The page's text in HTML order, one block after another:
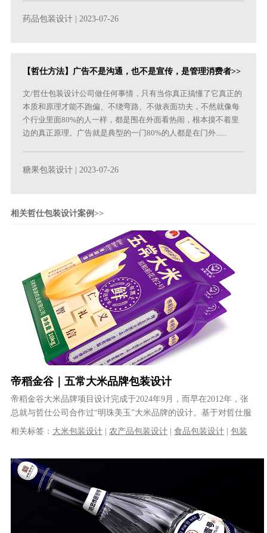
药品包装设计 | 2023-07-26
【哲仕方法】广告不是沟通，也不是宣传，是管理消费者>>
文/哲仕包装设计公司做任何事情，只有当你真正搞懂了它真正的
本质和原理才能不跑偏、不绕弯路、不做表面功夫，不然就像每
个行业里面80%的人一样，都是围在外面看热闹，根本摸不着里
边的真正原理。广告就是典型的一门80%的人都是在门外......
糖果包装设计 | 2023-07-26
相关哲仕包装设计案例>>
帝稻金谷｜五常大米品牌包装设计
帝稻金谷大米品牌项目设计完成于2024年9月，而早在2012年，张
总就与哲仕公司合作过“明珠美玉”大米品牌的设计。基于对哲仕服
务与专业的认可，张总新的......
相关标签： 大米包装设计 |农产品包装设计 |食品包装设计 |包装